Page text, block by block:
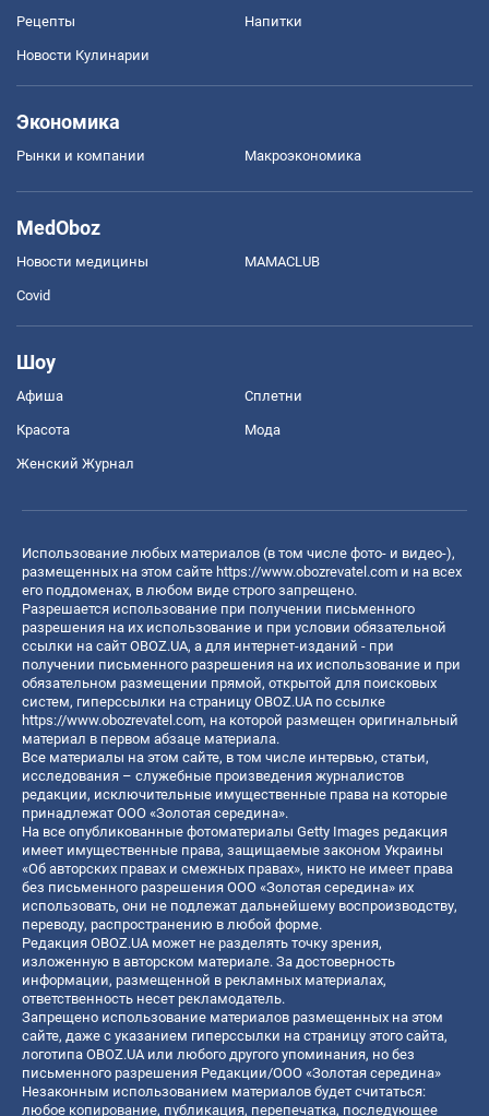
Рецепты Напитки
Новости Кулинарии
Экономика
Рынки и компании Mакроэкономика
MedOboz
Новости медицины MAMACLUB
Covid
Шоу
Афиша Сплетни
Красота Мода
Женский Журнал
Использование любых материалов (в том числе фото- и видео-),
размещенных на этом сайте https://www.obozrevatel.com и на всех
его поддоменах, в любом виде строго запрещено.
Разрешается использование при получении письменного
разрешения на их использование и при условии обязательной
ссылки на сайт OBOZ.UA, а для интернет-изданий - при
получении письменного разрешения на их использование и при
обязательном размещении прямой, открытой для поисковых
систем, гиперссылки на страницу OBOZ.UA по ссылке
https://www.obozrevatel.com, на которой размещен оригинальный
материал в первом абзаце материала.
Все материалы на этом сайте, в том числе интервью, статьи,
исследования – служебные произведения журналистов
редакции, исключительные имущественные права на которые
принадлежат ООО «Золотая середина».
На все опубликованные фотоматериалы Getty Images редакция
имеет имущественные права, защищаемые законом Украины
«Об авторских правах и смежных правах», никто не имеет права
без письменного разрешения ООО «Золотая середина» их
использовать, они не подлежат дальнейшему воспроизводству,
переводу, распространению в любой форме.
Редакция OBOZ.UA может не разделять точку зрения,
изложенную в авторском материале. За достоверность
информации, размещенной в рекламных материалах,
ответственность несет рекламодатель.
Запрещено использование материалов размещенных на этом
сайте, даже с указанием гиперссылки на страницу этого сайта,
логотипа OBOZ.UA или любого другого упоминания, но без
письменного разрешения Редакции/ООО «Золотая середина»
Незаконным использованием материалов будет считаться:
любое копирование, публикация, перепечатка, последующее